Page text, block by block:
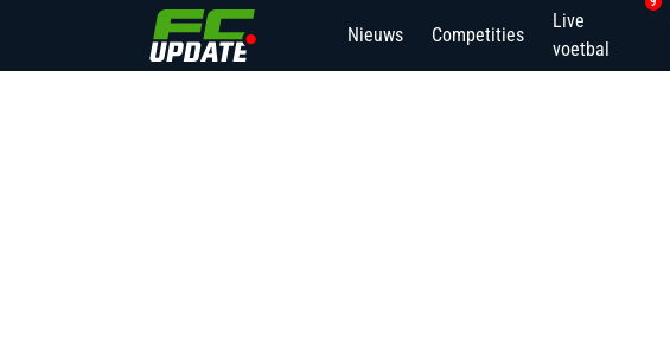
Nieuws Competities
Live
voetbal